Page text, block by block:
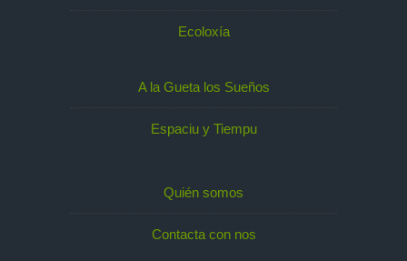
Ecoloxía
A la Gueta los Sueños
Espaciu y Tiempu
Quién somos
Contacta con nos